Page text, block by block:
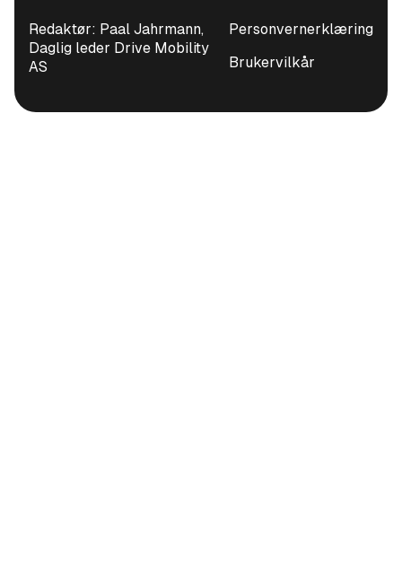
Redaktør: Paal Jahrmann,
Daglig leder Drive Mobility
AS
Personvernerklæring
Brukervilkår